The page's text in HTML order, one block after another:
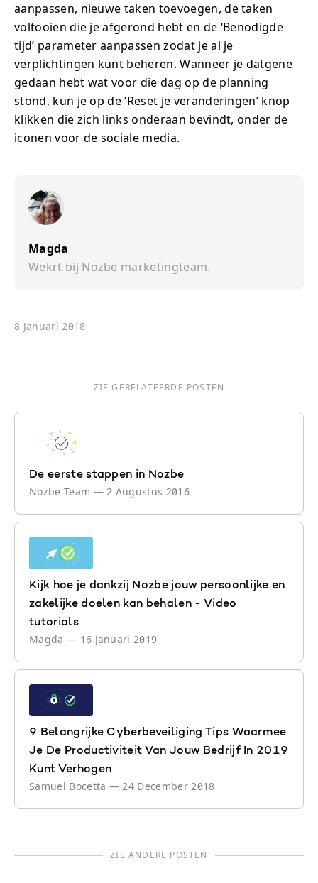
aanpassen, nieuwe taken toevoegen, de taken
voltooien die je afgerond hebt en de ‘Benodigde
tijd’ parameter aanpassen zodat je al je
verplichtingen kunt beheren. Wanneer je datgene
gedaan hebt wat voor die dag op de planning
stond, kun je op de ‘Reset je veranderingen’ knop
klikken die zich links onderaan bevindt, onder de
iconen voor de sociale media.
Magda
Wekrt bij Nozbe marketingteam.
8 Januari 2018
ZIE GERELATEERDE POSTEN
De eerste stappen in Nozbe
Nozbe Team —2 Augustus 2016
Kijk hoe je dankzij Nozbe jouw persoonlijke en
zakelijke doelen kan behalen - Video
tutorials
Magda — 16 Januari 2019
9 Belangrijke Cyberbeveiliging Tips Waarmee
Je De Productiviteit Van Jouw Bedrijf In 2019
Kunt Verhogen
Samuel Bocetta —24 December 2018
ZIE ANDERE POSTEN